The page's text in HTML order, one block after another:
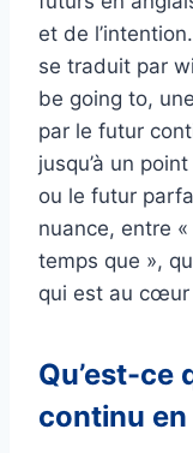
et de
se traduit par
be going to,
par le futur
jusqu’à un
ou le futur
nuance, entre
temps que »,
qui est au
Qu’est-ce
continu en